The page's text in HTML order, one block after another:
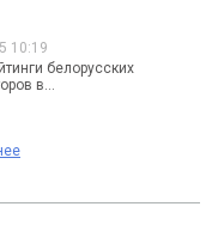
10:19
белорусских
в...